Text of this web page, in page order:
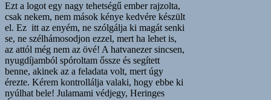
Ezt a logot egy nagy tehetségű ember rajzolta,
csak nekem, nem mások kénye kedvére készült
el. Ez itt az enyém, ne szólgálja ki magát senki
se, ne szélhámosodjon ezzel, mert ha lehet is,
az attól még nem az övé! A hatvanezer sincsen,
nyugdíjamból spóroltam őssze és segített
benne, akinek az a feladata volt, mert úgy
érezte. Kérem kontrollálja valaki, hogy ebbe ki
nyúlhat bele! Julamami védjegy, Heringes